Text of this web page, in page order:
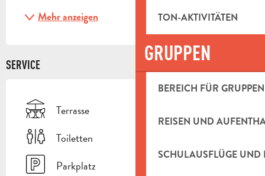
TON-AKTIVITÄTEN
GRUPPEN
BEREICH FÜR GRUPPEN
REISEN UND
SCHULAUSFLÜGE UND
Mehr anzeigen
SERVICE
Terrasse
Toiletten
Parkplatz